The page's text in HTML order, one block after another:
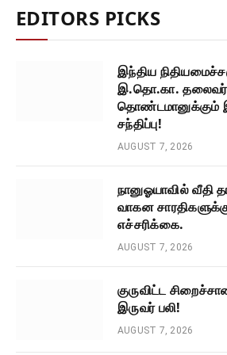
EDITORS PICKS
இந்திய
இ.தொ.கா. தலைவர்
தொண்டமானுக்கும்
சந்திப்பு!
AUGUST 7, 2026
நானுஓயாவில் வீதி
வாகன
எச்சரிக்கை.
AUGUST 7, 2026
குருவிட்ட
இருவர் பலி!
AUGUST 7, 2026